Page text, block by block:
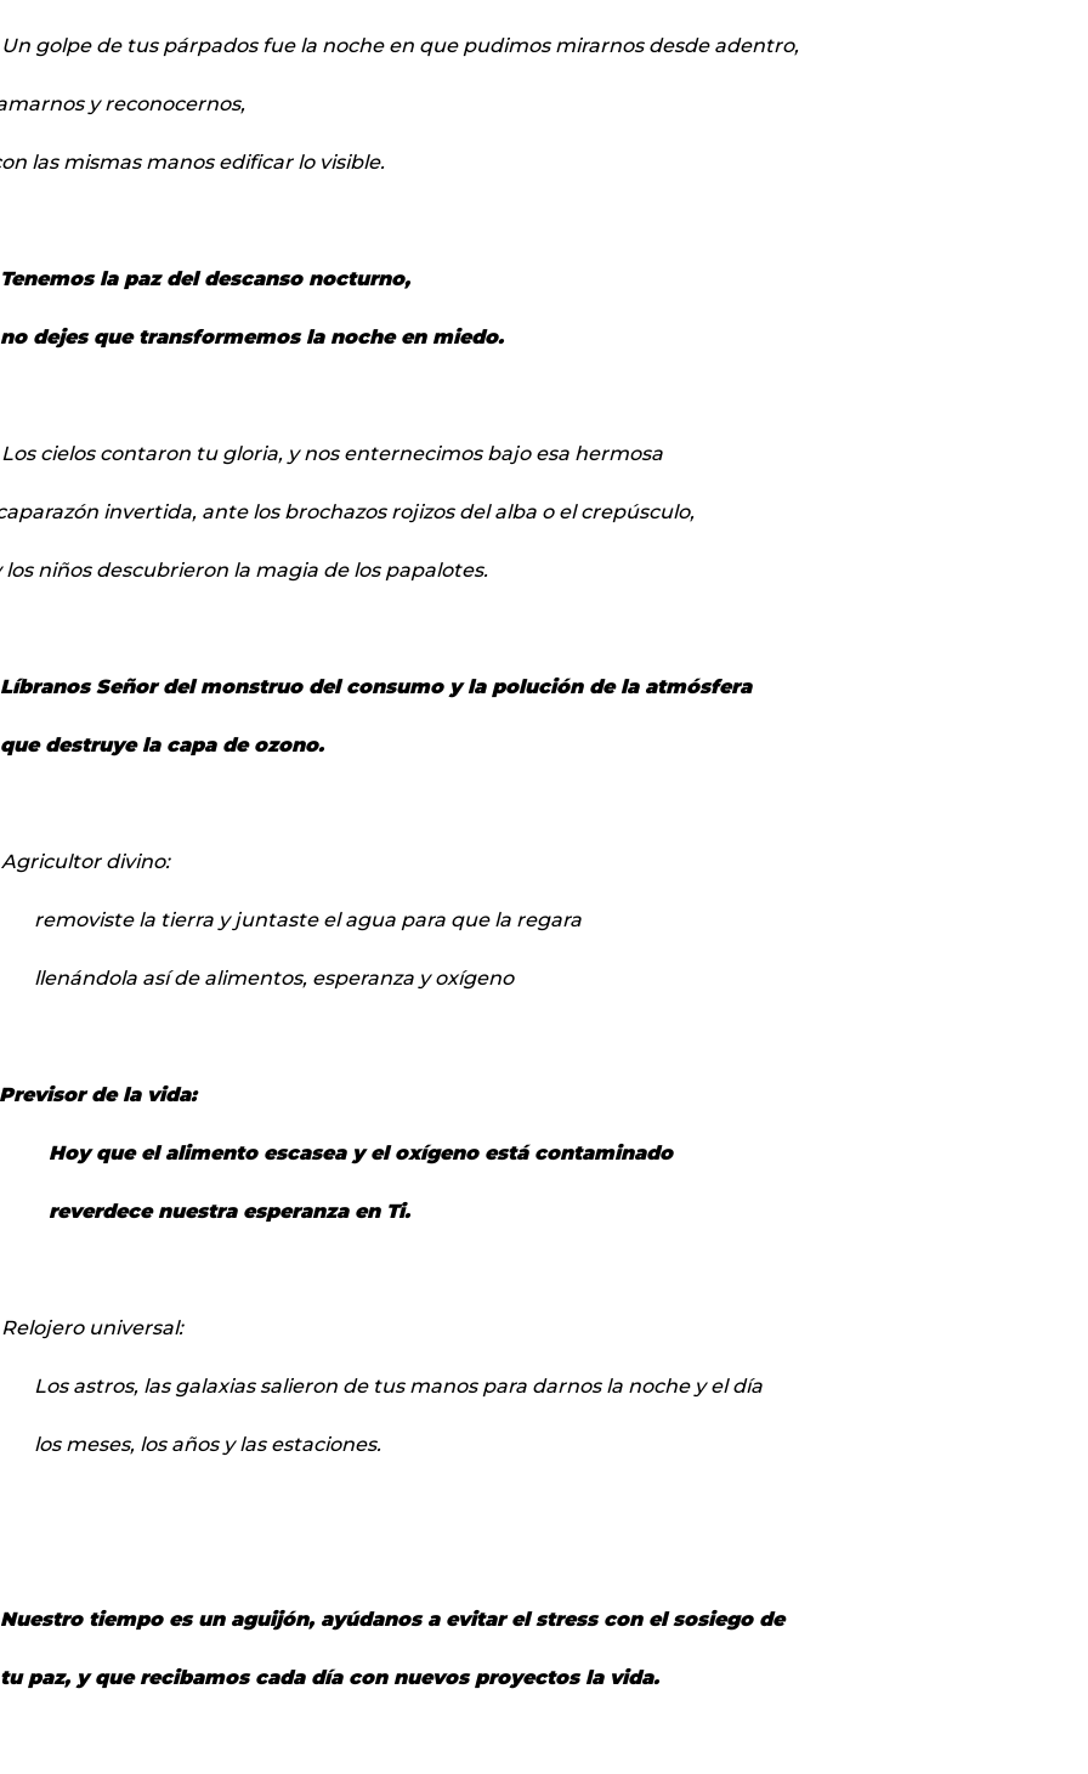
Un golpe de tus párpados fue la noche en que pudimos mirarnos desde adentro,
y reconocernos,
las mismas manos edificar lo visible.
la paz del descanso nocturno,
no dejes que transformemos la noche en miedo.
Los cielos contaron tu gloria, y nos enternecimos bajo esa hermosa
invertida, ante los brochazos rojizos del alba o el crepúsculo,
los niños descubrieron la magia de los papalotes.
Señor del monstruo del consumo y la polución de la atmósfera
que destruye la capa de ozono.
Agricultor divino:
removiste la tierra y juntaste el agua para que la regara
llenándola así de alimentos, esperanza y oxígeno
Previsor de la vida:
Hoy que el alimento escasea y el oxígeno está contaminado
reverdece nuestra esperanza en Ti.
Relojero universal:
Los astros, las galaxias salieron de tus manos para darnos la noche y el día
los meses, los años y las estaciones.
tiempo es un aguijón, ayúdanos a evitar el stress con el sosiego de
tu paz, y que recibamos cada día con nuevos proyectos la vida.